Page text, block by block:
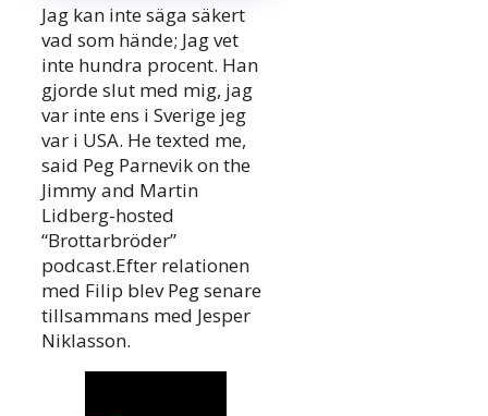
Jag kan inte säga säkert
vad som hände; Jag vet
inte hundra procent. Han
gjorde slut med mig, jag
var inte ens i Sverige jeg
var i USA. He texted me,
said Peg Parnevik on the
Jimmy and Martin
Lidberg-hosted
“Brottarbröder”
podcast.Efter relationen
med Filip blev Peg senare
tillsammans med Jesper
Niklasson.